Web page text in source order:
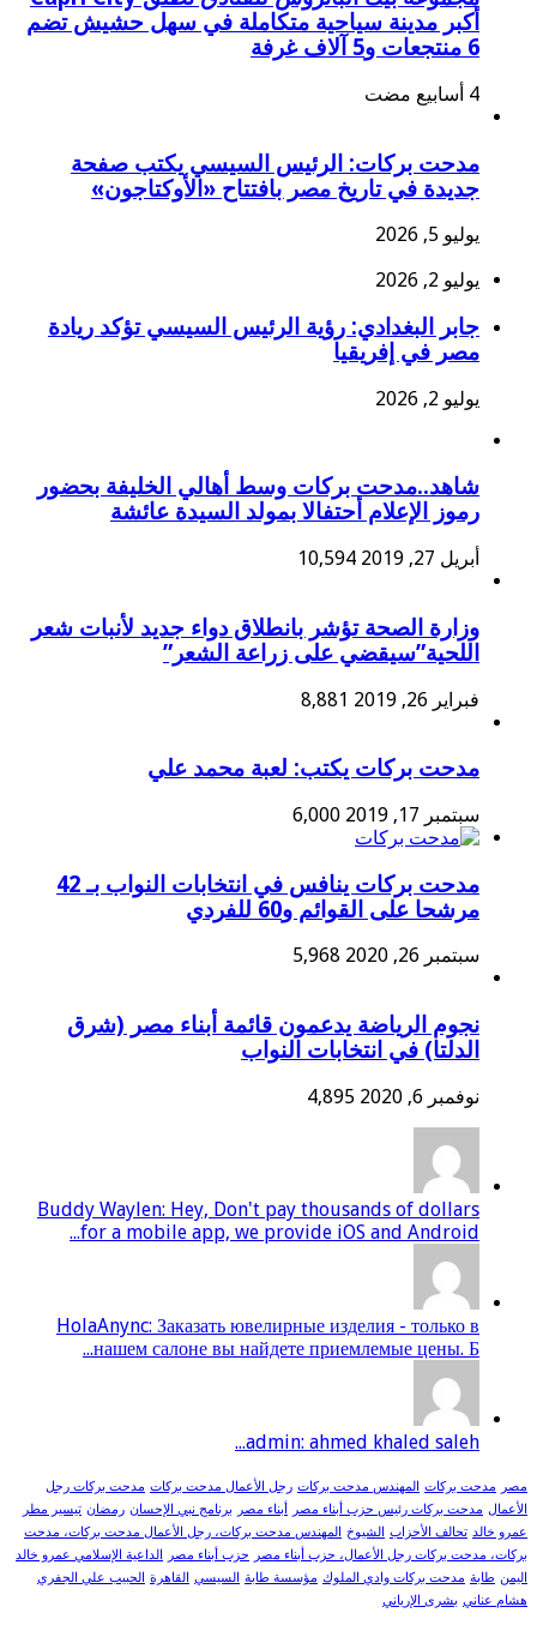
أكبر مدينة سياحية متكاملة في سهل حشيش تضم
6 منتجعات و5 آلاف غرفة
مدحت بركات: الرئيس السيسي يكتب صفحة
جديدة في تاريخ مصر بافتتاح «الأوكتاجون»
يوليو 5, 2026
يوليو 2, 2026
جابر البغدادي: رؤية الرئيس السيسي تؤكد ريادة
مصر في إفريقيا
يوليو 2, 2026
شاهد..مدحت بركات وسط أهالي الخليفة بحضور
رموز الإعلام أحتفالا بمولد السيدة عائشة
أبريل 27, 2019 10,594
وزارة الصحة تؤشر بانطلاق دواء جديد لأنبات شعر
اللحية”سيقضي على زراعة الشعر”
فبراير 26, 2019 8,881
مدحت بركات يكتب: لعبة محمد علي
سبتمبر 17, 2019 6,000
مدحت بركات ينافس في انتخابات النواب بـ 42
مرشحا على القوائم و60 للفردي
سبتمبر 26, 2020 5,968
نجوم الرياضة يدعمون قائمة أبناء مصر (شرق
الدلتا) في انتخابات النواب
نوفمبر 6, 2020 4,895
Buddy Waylen: Hey, Don't pay thousands of dollars
for a mobile app, we provide iOS and Android...
HolaAnync: Заказать ювелирные изделия - только в
нашем салоне вы найдете приемлемые цены. Б...
admin: ahmed khaled saleh...
مصر مدحت بركات المهندس مدحت بركات رجل الأعمال مدحت بركات مدحت بركات رجل
الأعمال مدحت بركات رئيس حزب أبناء مصر أبناء مصر برنامج نبي الإحسان رمضان تيسير مطر
عمرو خالد تحالف الأحزاب الشيوخ المهندس مدحت بركات، رجل الأعمال مدحت بركات، مدحت
بركات، مدحت بركات رجل الأعمال، حزب أبناء مصر
حزب أبناء مصر
الداعية الإسلامي عمرو خالد
اليمن طابة مدحت بركات وادي الملوك مؤسسة طابة السيسي القاهرة الحبيب علي الجفري
هشام عناني بشرى الإرياني